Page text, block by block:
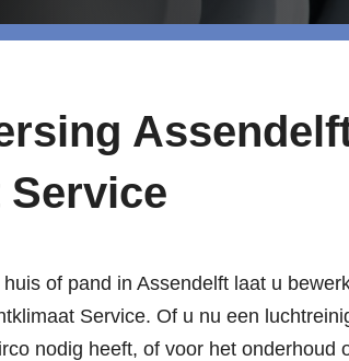
of pand in Assendelft laat u
Service. Of u nu een
nodig heeft, of voor het onderhoud